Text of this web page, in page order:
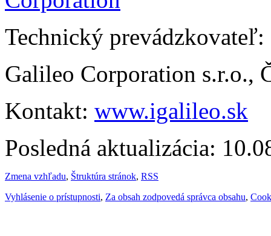
Technický prevádzkovateľ:
Galileo Corporation s.r.o.,
Kontakt: www.igalileo.sk
Posledná aktualizácia:
Zmena vzhľadu, Štruktúra stránok, RSS
Vyhlásenie o prístupnosti, Za obsah zodpovedá správca obsahu,